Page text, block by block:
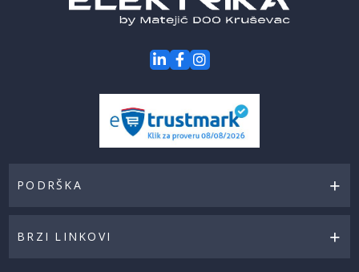
PODRŠKA
BRZI LINKOVI